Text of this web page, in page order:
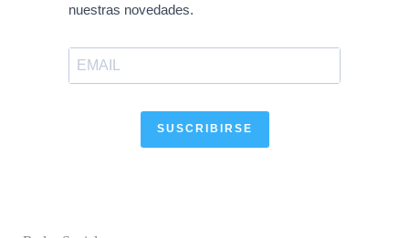
nuestras novedades.
SUSCRIBIRSE